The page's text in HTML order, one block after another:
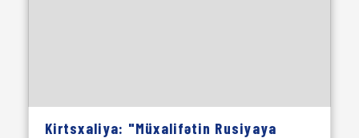
Kirtsxaliya: "Müxalifətin Rusiyaya